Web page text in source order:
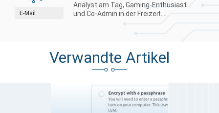
E-Mail
Analyst am Tag, Gaming-Enthusiast
und Co-Admin in der Freizeit....
Verwandte Artikel